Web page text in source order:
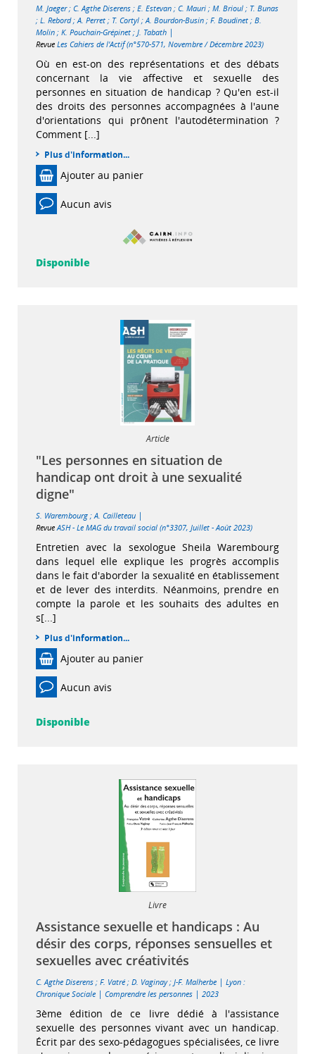
M. Jaeger; C. Agthe Diserens ; E. Estevan ; C. Mauri ; M. Brioul ; T. Bunas
; L. Rebord;A. Perret ; T. Cortyl ;A. Bourdon-Busin ; F. Boudinet ; B.
Molin ; K. Pouchain-Grépinet ; J. Tabath |
Revue Les Cahiers de l'Actif (n°570-571, Novembre / Décembre 2023)
Où en est-on des représentations et des débats
concernant la vie affective et sexuelle des
personnes en situation de handicap ? Qu'en est-il
des droits des personnes accompagnées à l'aune
d'orientations qui prônent l'autodétermination ?
Comment [...]
Plus d'information...
Ajouter au panier
Aucun avis
Disponible
Article
"Les personnes en situation de
handicap ont droit à une sexualité
digne"
S. Warembourg ;A. Cailleteau |
RevueASH - Le MAG du travail social (n°3307, Juillet - Août 2023)
Entretien avec la sexologue Sheila Warembourg
dans lequel elle explique les progrès accomplis
dans le fait d'aborder la sexualité en établissement
et de lever des interdits. Néanmoins, prendre en
compte la parole et les souhaits des adultes en
s[...]
Plus d'information...
Ajouter au panier
Aucun avis
Disponible
Livre
Assistance sexuelle et handicaps : Au
désir des corps, réponses sensuelles et
sexuelles avec créativités
C. Agthe Diserens ; F. Vatré ; D. Vaginay; J-F. Malherbe | Lyon :
Chronique Sociale | Comprendre les personnes | 2023
3ème édition de ce livre dédié à l'assistance
sexuelle des personnes vivant avec un handicap.
Écrit par des sexo-pédagogues spécialisées, ce livre